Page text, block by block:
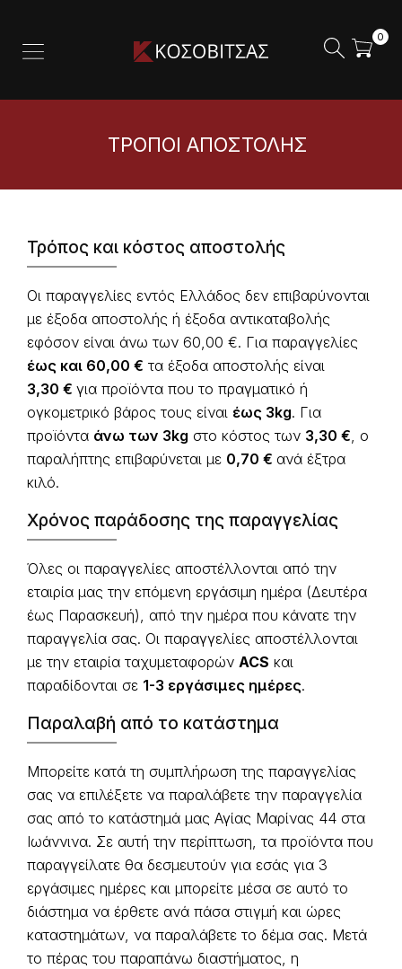
0
ΤΡΌΠΟΙ ΑΠΟΣΤΟΛΉΣ
Τρόπος και κόστος αποστολής
Οι παραγγελίες εντός Ελλάδος δεν επιβαρύνονται
με έξοδα αποστολής ή έξοδα αντικαταβολής
εφόσον είναι άνω των 60,00 €. Για παραγγελίες
έως και 60,00 € τα έξοδα αποστολής είναι
3,30 € για προϊόντα που το πραγματικό ή
ογκομετρικό βάρος τους είναι έως 3kg. Για
προϊόντα άνω των 3kg στο κόστος των 3,30 €, ο
παραλήπτης επιβαρύνεται με 0,70 € ανά έξτρα
κιλό.
Χρόνος παράδοσης της παραγγελίας
Όλες οι παραγγελίες αποστέλλονται από την
εταιρία μας την επόμενη εργάσιμη ημέρα (Δευτέρα
έως Παρασκευή), από την ημέρα που κάνατε την
παραγγελία σας. Οι παραγγελίες αποστέλλονται
με την εταιρία ταχυμεταφορών ACS και
παραδίδονται σε 1-3 εργάσιμες ημέρες.
Παραλαβή από το κατάστημα
Μπορείτε κατά τη συμπλήρωση της παραγγελίας
σας να επιλέξετε να παραλάβετε την παραγγελία
σας από το κατάστημά μας Αγίας Μαρίνας 44 στα
Ιωάννινα. Σε αυτή την περίπτωση, τα προϊόντα που
παραγγείλατε θα δεσμευτούν για εσάς για 3
εργάσιμες ημέρες και μπορείτε μέσα σε αυτό το
διάστημα να έρθετε ανά πάσα στιγμή και ώρες
καταστημάτων, να παραλάβετε το δέμα σας. Μετά
το πέρας του παραπάνω διαστήματος, η